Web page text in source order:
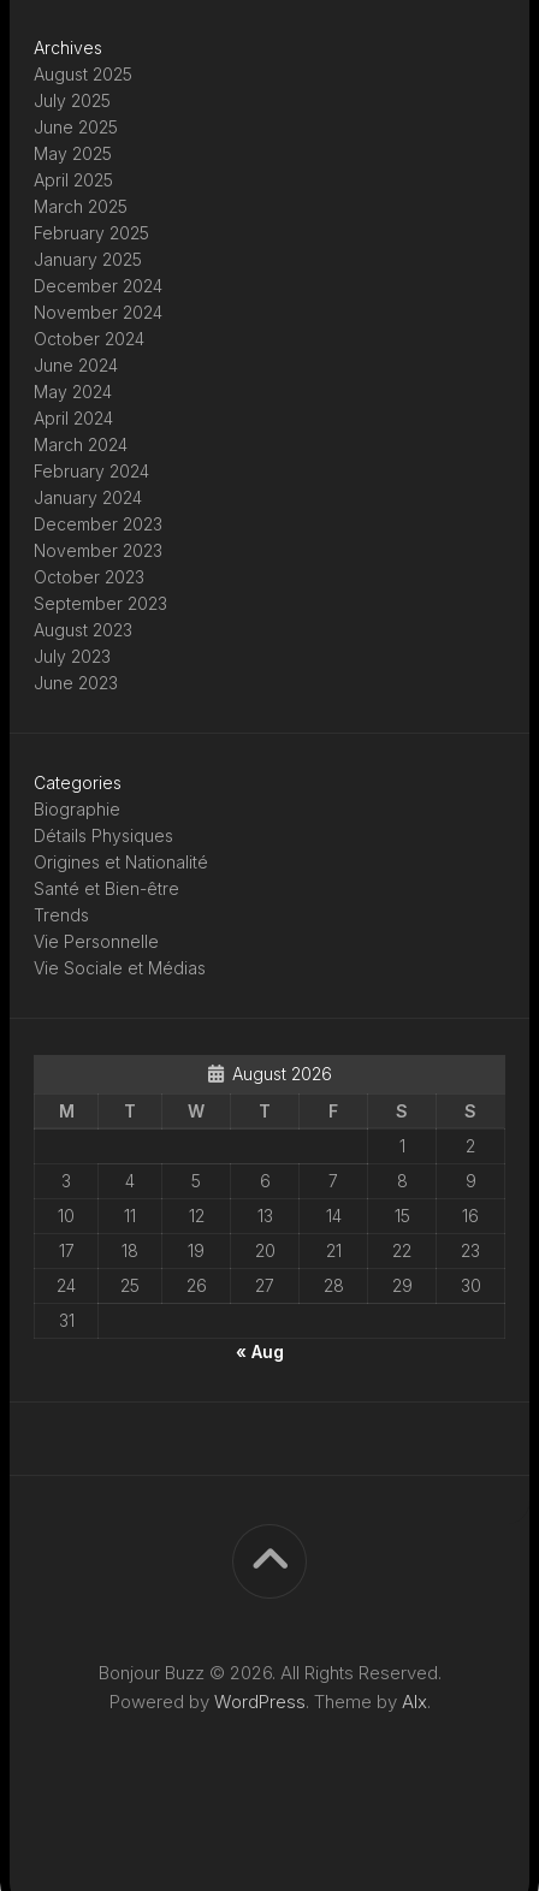
Archives
August 2025
July 2025
June 2025
May 2025
April 2025
March 2025
February 2025
January 2025
December 2024
November 2024
October 2024
June 2024
May 2024
April 2024
March 2024
February 2024
January 2024
December 2023
November 2023
October 2023
September 2023
August 2023
July 2023
June 2023
Categories
Biographie
Détails Physiques
Origines et Nationalité
Santé et Bien-être
Trends
Vie Personnelle
Vie Sociale et Médias
August 2026
M
T W T F S
S
1
2
3
4 5 6 7 8
9
10
11 12 13 14 15
16
17
18 19 20 21 22
23
24
25 26 27 28 29
30
31
« Aug
Bonjour Buzz © 2026. All Rights Reserved.
Powered by WordPress. Theme by Alx.